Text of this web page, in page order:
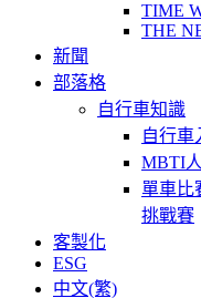
TIME
THE
新聞
部落格
自行車知識
自行車
MBTI
單車比
挑戰賽
客製化
ESG
中文(繁)